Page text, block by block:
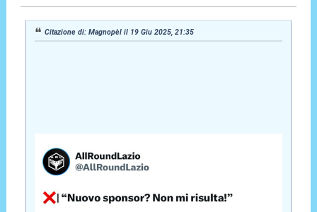
Citazione di: Magnopèl il 19 Giu 2025, 21:35